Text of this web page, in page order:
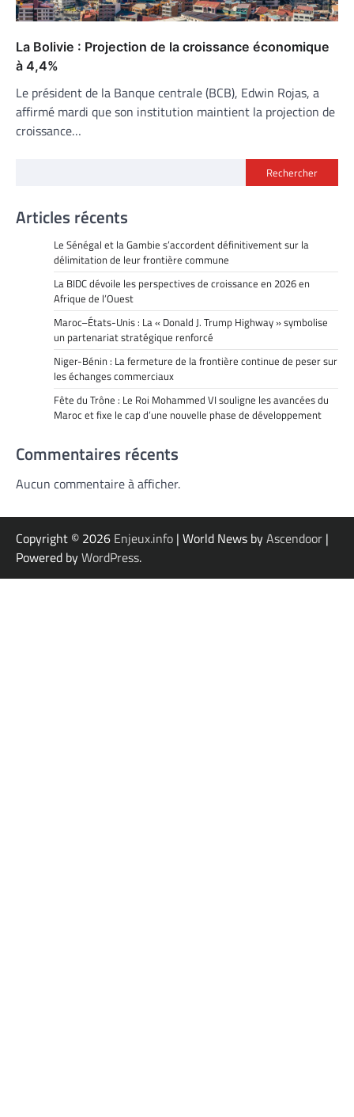
La Bolivie : Projection de la croissance économique
à 4,4%
Le président de la Banque centrale (BCB), Edwin Rojas, a
affirmé mardi que son institution maintient la projection de
croissance…
Rechercher
Articles récents
Le Sénégal et la Gambie s’accordent définitivement sur la
délimitation de leur frontière commune
La BIDC dévoile les perspectives de croissance en 2026 en
Afrique de l’Ouest
Maroc–États-Unis : La « Donald J. Trump Highway » symbolise
un partenariat stratégique renforcé
Niger-Bénin : La fermeture de la frontière continue de peser sur
les échanges commerciaux
Fête du Trône : Le Roi Mohammed VI souligne les avancées du
Maroc et fixe le cap d’une nouvelle phase de développement
Commentaires récents
Aucun commentaire à afficher.
Copyright © 2026 Enjeux.info | World News byAscendoor |
Powered byWordPress.